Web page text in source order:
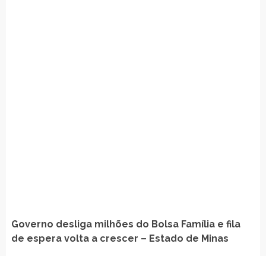
Governo desliga milhões do Bolsa Família e fila
de espera volta a crescer – Estado de Minas